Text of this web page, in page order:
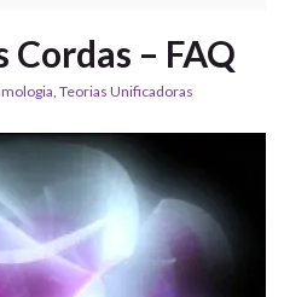
Cordas – FAQ
, Teorias Unificadoras